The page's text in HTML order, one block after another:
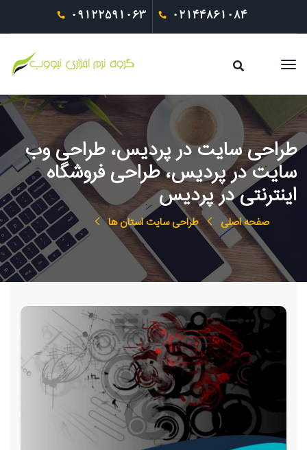
09122591063 02144861084
طراحی سایت در پردیس، طراحی وب
سایت در پردیس، طراحی فروشگاه
اینترنتی در پردیس
صفحه اصلی طراحی سایت استان ها